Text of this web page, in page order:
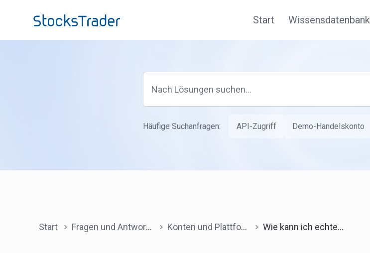
Start Wissensdatenbank
Häufige Suchanfragen: API-Zugriff Demo-Handelskonto
Start Fragen und Antworten Konten und Plattform Wie kann ich echte Aktien anstelle von CFDs auf der StocksTrader-Plattform handeln?